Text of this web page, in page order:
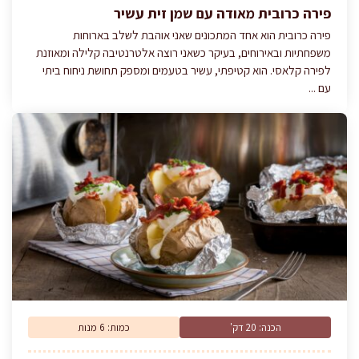
פירה כרובית מאודה עם שמן זית עשיר
פירה כרובית הוא אחד המתכונים שאני אוהבת לשלב בארוחות
משפחתיות ובאירוחים, בעיקר כשאני רוצה אלטרנטיבה קלילה ומאוזנת
לפירה קלאסי. הוא קטיפתי, עשיר בטעמים ומספק תחושת ניחוח ביתי
עם ...
הכנה: 20 דק' כמות: 6 מנות